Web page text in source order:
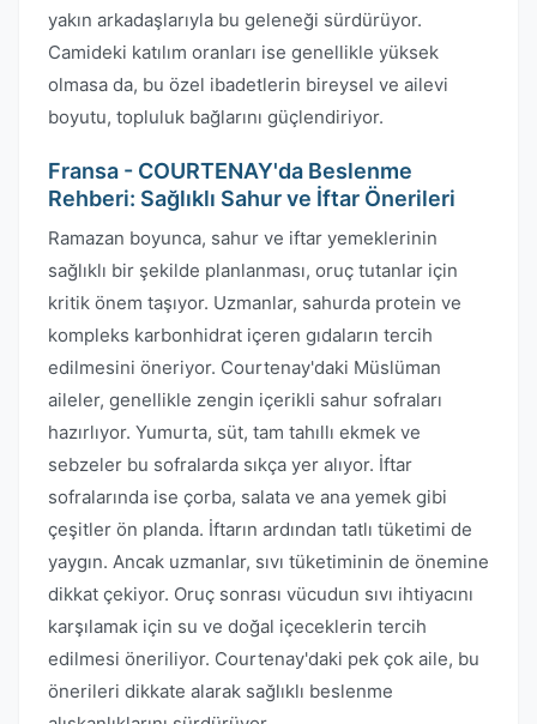
yakın arkadaşlarıyla bu geleneği sürdürüyor.
Camideki katılım oranları ise genellikle yüksek
olmasa da, bu özel ibadetlerin bireysel ve ailevi
boyutu, topluluk bağlarını güçlendiriyor.
Fransa - COURTENAY'da Beslenme
Rehberi: Sağlıklı Sahur ve İftar Önerileri
Ramazan boyunca, sahur ve iftar yemeklerinin
sağlıklı bir şekilde planlanması, oruç tutanlar için
kritik önem taşıyor. Uzmanlar, sahurda protein ve
kompleks karbonhidrat içeren gıdaların tercih
edilmesini öneriyor. Courtenay'daki Müslüman
aileler, genellikle zengin içerikli sahur sofraları
hazırlıyor. Yumurta, süt, tam tahıllı ekmek ve
sebzeler bu sofralarda sıkça yer alıyor. İftar
sofralarında ise çorba, salata ve ana yemek gibi
çeşitler ön planda. İftarın ardından tatlı tüketimi de
yaygın. Ancak uzmanlar, sıvı tüketiminin de önemine
dikkat çekiyor. Oruç sonrası vücudun sıvı ihtiyacını
karşılamak için su ve doğal içeceklerin tercih
edilmesi öneriliyor. Courtenay'daki pek çok aile, bu
önerileri dikkate alarak sağlıklı beslenme